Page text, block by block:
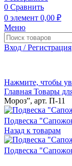
0 Сравнить
0 элемент 0,00 ₽
Меню
Вход / Регистрация
Нажмите, чтобы
Главная Товары
Мороз”, арт. П-11
Подвеска
Назад к товарам
Подвеска